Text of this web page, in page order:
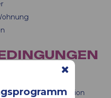
an der Rezeption